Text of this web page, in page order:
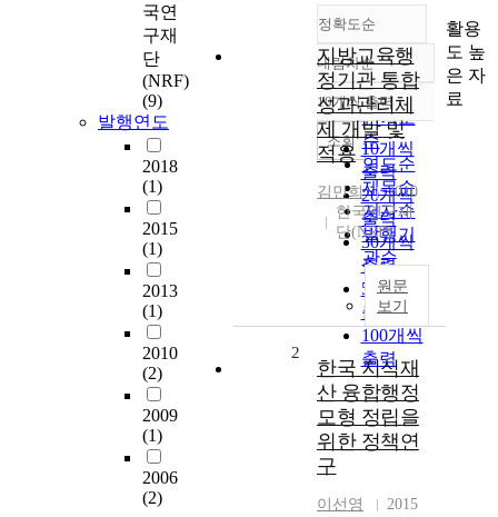
국연
구재
단
(NRF)
(9)
발행연도
2018
(1)
2015
(1)
2013
(1)
2010
(2)
2009
(1)
2006
(2)
정확도순
정확도
순
인기도
순
연도순
제목순
저자순
발행기
관순
내림차순
내림차순
10개씩 출력
10개씩
출력
20개씩
출력
30개씩
출력
50개씩
출력
100개씩
출력
조회
지방교육행
정기관 통합
성과관리체
제 개발 및
적용
김민희
2010
한국연구재
단(NRF)
원문
보기
2
한국 지식재
산 융합행정
모형 정립을
위한 정책연
구
이선영
2015
활용
도 높
은 자
료